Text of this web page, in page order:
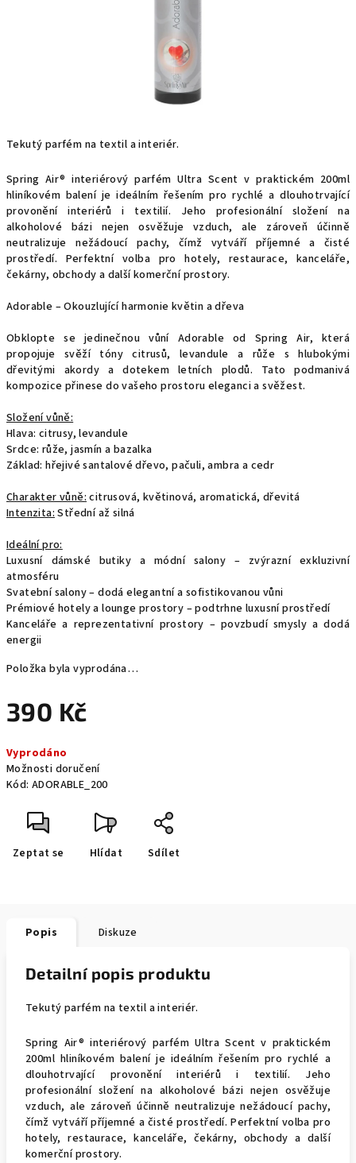
Tekutý parfém na textil a interiér.
Spring Air® interiérový parfém Ultra Scent v praktickém 200ml
hliníkovém balení je ideálním řešením pro rychlé a dlouhotrvající
provonění interiérů i textilií. Jeho profesionální složení na
alkoholové bázi nejen osvěžuje vzduch, ale zároveň účinně
neutralizuje nežádoucí pachy, čímž vytváří příjemné a čisté
prostředí. Perfektní volba pro hotely, restaurace, kanceláře,
čekárny, obchody a další komerční prostory.
Adorable – Okouzlující harmonie květin a dřeva
Obklopte se jedinečnou vůní Adorable od Spring Air, která
propojuje svěží tóny citrusů, levandule a růže s hlubokými
dřevitými akordy a dotekem letních plodů. Tato podmanivá
kompozice přinese do vašeho prostoru eleganci a svěžest.
Složení vůně:
Hlava: citrusy, levandule
Srdce: růže, jasmín a bazalka
Základ: hřejivé santalové dřevo, pačuli, ambra a cedr
Charakter vůně:citrusová, květinová, aromatická, dřevitá
Intenzita:Střední až silná
Ideální pro:
Luxusní dámské butiky a módní salony – zvýrazní exkluzivní
atmosféru
Svatební salony – dodá elegantní a sofistikovanou vůni
Prémiové hotely a lounge prostory – podtrhne luxusní prostředí
Kanceláře a reprezentativní prostory – povzbudí smysly a dodá
energii
Položka byla vyprodána…
390 Kč
cena:
Vyprodáno
Možnosti doručení
Kód: ADORABLE_200
Zeptat se Hlídat Sdílet
Popis Diskuze
Detailní popis produktu
Tekutý parfém na textil a interiér.
Spring Air® interiérový parfém Ultra Scent v praktickém
200ml hliníkovém balení je ideálním řešením pro rychlé a
dlouhotrvající provonění interiérů i textilií. Jeho
profesionální složení na alkoholové bázi nejen osvěžuje
vzduch, ale zároveň účinně neutralizuje nežádoucí pachy,
čímž vytváří příjemné a čisté prostředí. Perfektní volba pro
hotely, restaurace, kanceláře, čekárny, obchody a další
komerční prostory.